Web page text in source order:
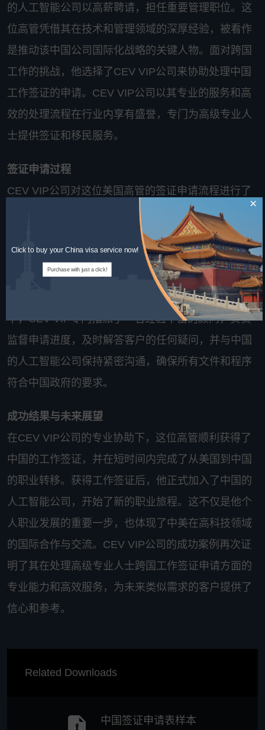
的人工智能公司以高薪聘请，担任重要管理职位。这
位高管凭借其在技术和管理领域的深厚经验，被看作
是推动该中国公司国际化战略的关键人物。面对跨国
工作的挑战，他选择了CEV VIP公司来协助处理中国
工作签证的申请。CEV VIP公司以其专业的服务和高
效的处理流程在行业内享有盛誉，专门为高级专业人
士提供签证和移民服务。
签证申请过程
CEV VIP公司对这位美国高管的签证申请流程进行了
全程管理。首先，他们详细解读了中国的工作签证政
策，确保客户完全理解所需提交的各类文件和程序。
随后，CEV VIP为客户准备了一份详尽的材料清单，
包括工作合同、健康检查报告、无犯罪记录证明等，
并指导客户如何高效完成这些步骤。在整个申请过程
中，CEV VIP专门指派了一名经验丰富的顾问，负责
监督申请进度，及时解答客户的任何疑问，并与中国
的人工智能公司保持紧密沟通，确保所有文件和程序
符合中国政府的要求。
成功结果与未来展望
在CEV VIP公司的专业协助下，这位高管顺利获得了
中国的工作签证，并在短时间内完成了从美国到中国
的职业转移。获得工作签证后，他正式加入了中国的
人工智能公司，开始了新的职业旅程。这不仅是他个
人职业发展的重要一步，也体现了中美在高科技领域
的国际合作与交流。CEV VIP公司的成功案例再次证
明了其在处理高级专业人士跨国工作签证申请方面的
专业能力和高效服务，为未来类似需求的客户提供了
信心和参考。
Related Downloads
中国签证申请表样本
Click to buy your China visa service now!
Purchase with just a click!
×